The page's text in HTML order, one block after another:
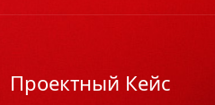
Проектный Кейс